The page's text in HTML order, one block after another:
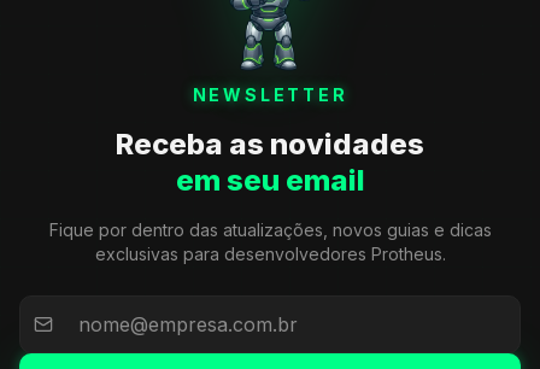
NEWSLETTER
Receba as novidades
em seu email
Fique por dentro das atualizações, novos guias e dicas
exclusivas para desenvolvedores Protheus.